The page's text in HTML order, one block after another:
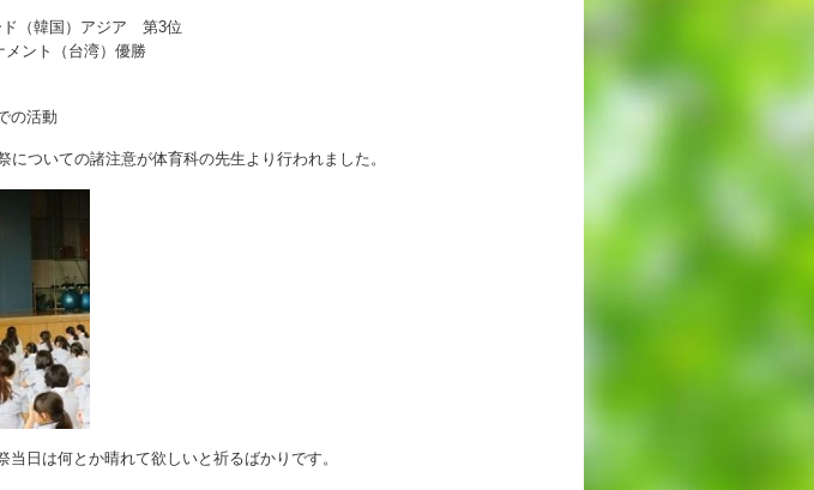
ド（韓国）アジア 第3位
ント（台湾）優勝
の活動
ついての諸注意が体育科の先生より行われました。
日は何とか晴れて欲しいと祈るばかりです。
入試関連よくある質問